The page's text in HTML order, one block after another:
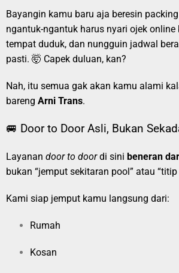
Bayangin kamu baru aja beresin
ngantuk-ngantuk harus nyari ojek online
tempat duduk, dan nungguin jadwal
pasti. 🤯 Capek duluan, kan?
Nah, itu semua gak akan kamu alami
bareng Arni Trans.
🚐 Door to Door Asli, Bukan
Layanan door to doordi sini beneran
bukan “jemput sekitaran pool” atau “titip
Kami siap jemput kamu langsung dari:
Rumah
Kosan